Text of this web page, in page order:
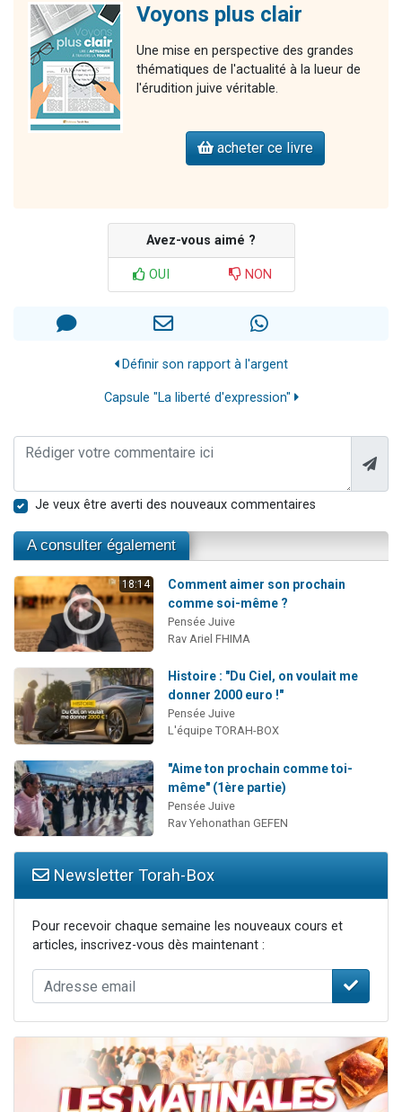
Voyons plus clair
Une mise en perspective des grandes
thématiques de l'actualité à la lueur de
l'érudition juive véritable.
acheter ce livre
Avez-vous aimé ?
OUI NON
Définir son rapport à l'argent
Capsule "La liberté d'expression"
Je veux être averti des nouveaux commentaires
A consulter également
18:14
Comment aimer son prochain
comme soi-même ?
Pensée Juive
Rav Ariel FHIMA
Histoire : "Du Ciel, on voulait me
donner 2000 euro !"
Pensée Juive
L'équipe TORAH-BOX
"Aime ton prochain comme toi-
même" (1ère partie)
Pensée Juive
Rav Yehonathan GEFEN
Newsletter Torah-Box
Pour recevoir chaque semaine les nouveaux cours et
articles, inscrivez-vous dès maintenant :